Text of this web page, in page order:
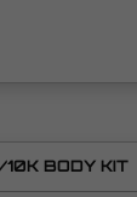
BODY KIT